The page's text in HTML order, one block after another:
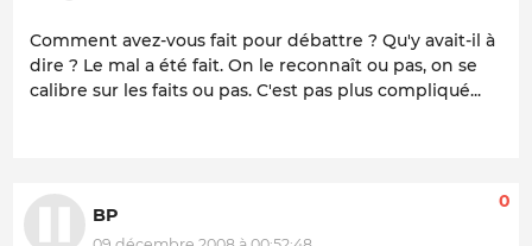
Comment avez-vous fait pour débattre ? Qu'y avait-il à
dire ? Le mal a été fait. On le reconnaît ou pas, on se
calibre sur les faits ou pas. C'est pas plus compliqué...
BP
0